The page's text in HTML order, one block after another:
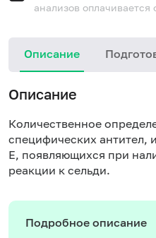
анализов оплачивается
Описание
Описание
Количественное
специфических антител,
E, появляющихся при
реакции к сельди.
Подробное описание